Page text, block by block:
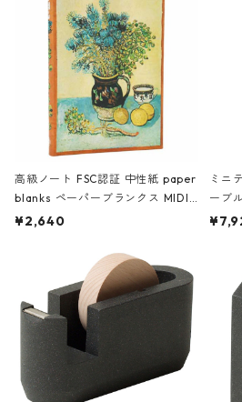
高級ノート FSC認証 中性紙 paper
blanks ペーパーブランクス MIDI
ハードカバー 罫線 ヴァン・ゴッホ
¥2,640
ミニ
ーブ